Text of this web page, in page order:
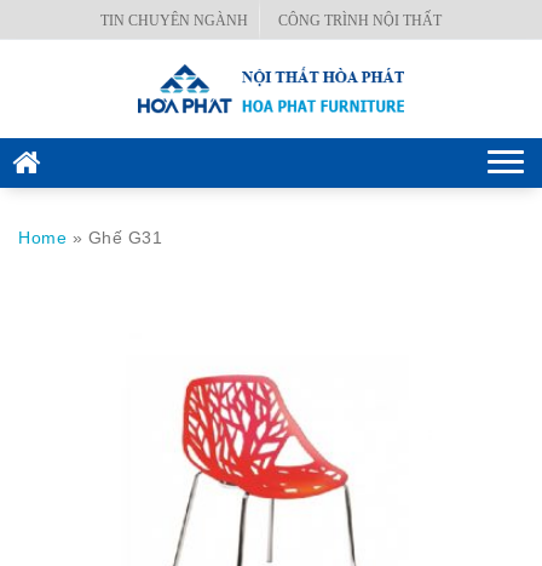
TIN CHUYÊN NGÀNH CÔNG TRÌNH NỘI THẤT
VĂN
Home » Ghế G31